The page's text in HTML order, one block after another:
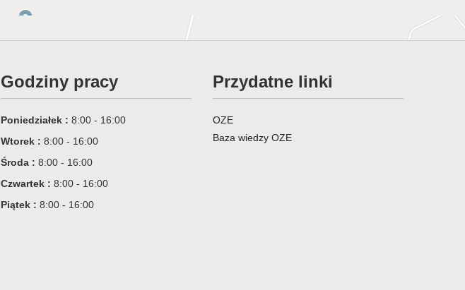
Godziny pracy
Poniedziałek : 8:00 - 16:00
Wtorek : 8:00 - 16:00
Środa : 8:00 - 16:00
Czwartek : 8:00 - 16:00
Piątek : 8:00 - 16:00
Przydatne linki
OZE
Baza wiedzy OZE